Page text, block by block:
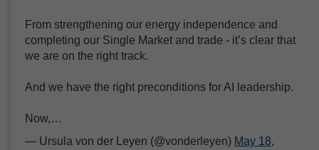
From strengthening our energy independence and
completing our Single Market and trade - it’s clear that
we are on the right track.
And we have the right preconditions for AI leadership.
Now,…
— Ursula von der Leyen (@vonderleyen) May 18,